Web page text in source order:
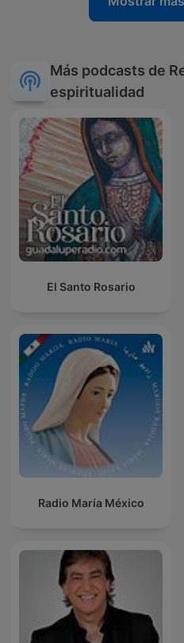
Más podcasts de
espiritualidad
El Santo Rosario
Radio María México